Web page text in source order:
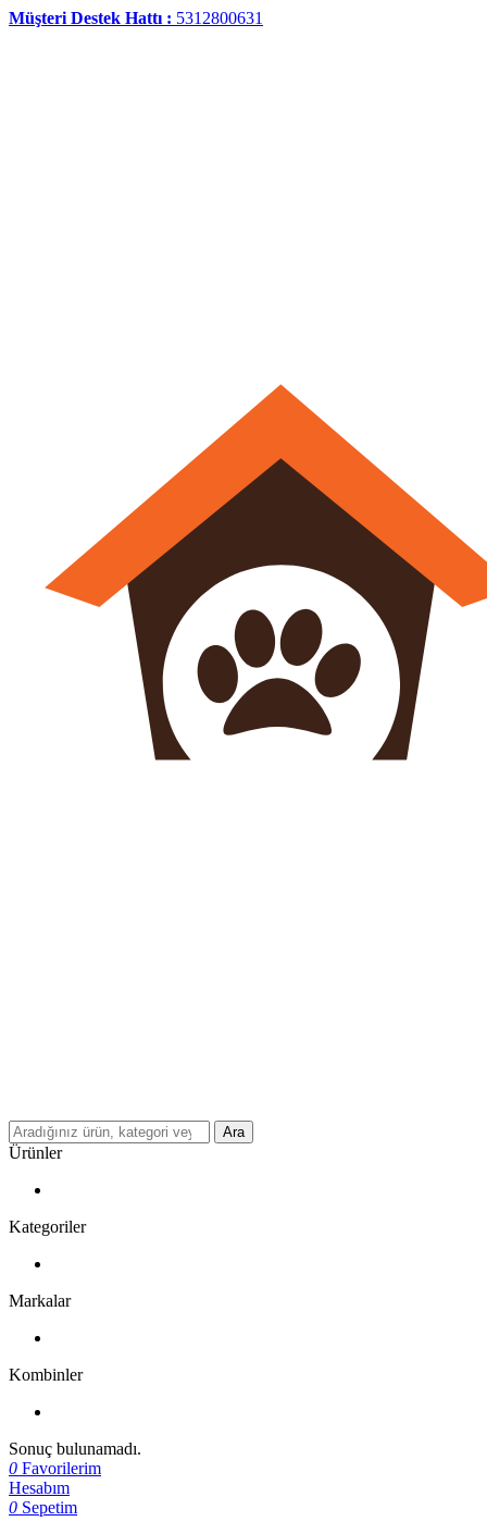
Müşteri Destek Hattı : 5312800631
Ara
Ürünler
Kategoriler
Markalar
Kombinler
Sonuç bulunamadı.
0 Favorilerim
Hesabım
0 Sepetim